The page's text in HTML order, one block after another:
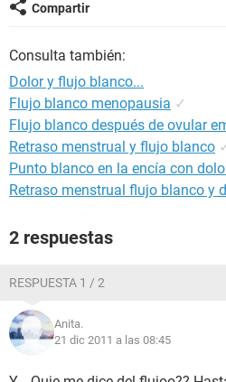
Compartir
Consulta también:
Dolor y flujo blanco...
Flujo blanco menopausia ✓
Flujo blanco después de ovular
Retraso menstrual y flujo blanco
Punto blanco en la encía con
Retraso menstrual flujo blanco y
2 respuestas
RESPUESTA 1 / 2
Anita.
21 dic 2011 a las 08:45